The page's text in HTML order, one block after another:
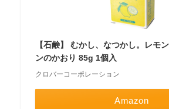
【石鹸】 むかし、なつかし。レモ
ンのかおり 85g 1個入
クロバーコーポレーション
Amazon